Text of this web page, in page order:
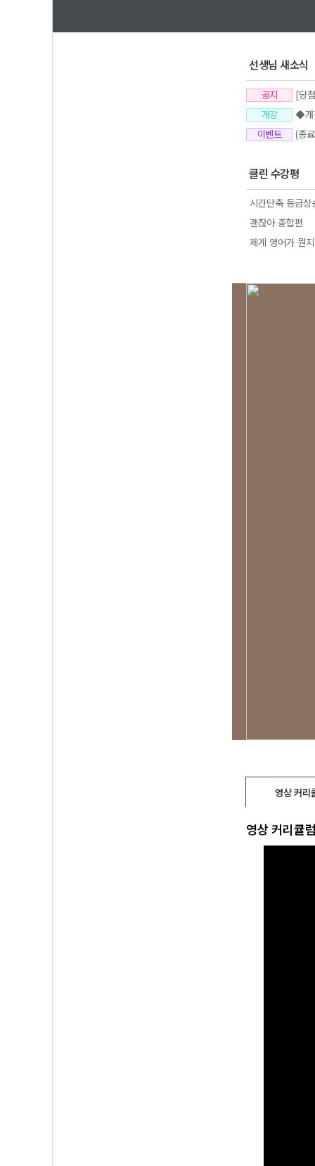
선생님 새소식
공지
[당
개강
◆개강
이벤트
(종
클린 수강평
시간단축 등급상
괜찮아 종합편
제게 영어가 뭔
영상 커리
영상 커리큘